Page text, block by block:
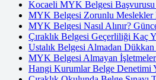
Kocaeli MYK Belgesi Başvurusu
MYK Belgesi Zorunlu Meslekler
MYK Belgesi Nasıl Alınır?
Çıraklık Belgesi Geçerliliği Kaç
Ustalık Belgesi Almadan
MYK Belgesi Almayan
Hangi Kurumlar Belge Denetimi